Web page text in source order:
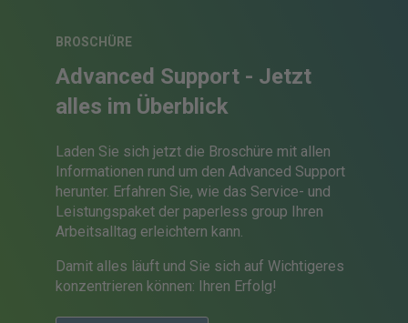
BROSCHÜRE
Advanced Support - Jetzt
alles im Überblick
Laden Sie sich jetzt die Broschüre mit allen
Informationen rund um den Advanced Support
herunter. Erfahren Sie, wie das Service- und
Leistungspaket der paperless group Ihren
Arbeitsalltag erleichtern kann.
Damit alles läuft und Sie sich auf Wichtigeres
konzentrieren können: Ihren Erfolg!